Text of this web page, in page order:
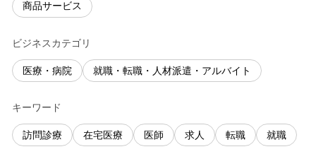
商品サービス
ビジネスカテゴリ
医療・病院 就職・転職・人材派遣・アルバイト
キーワード
訪問診療 在宅医療 医師 求人 転職 就職